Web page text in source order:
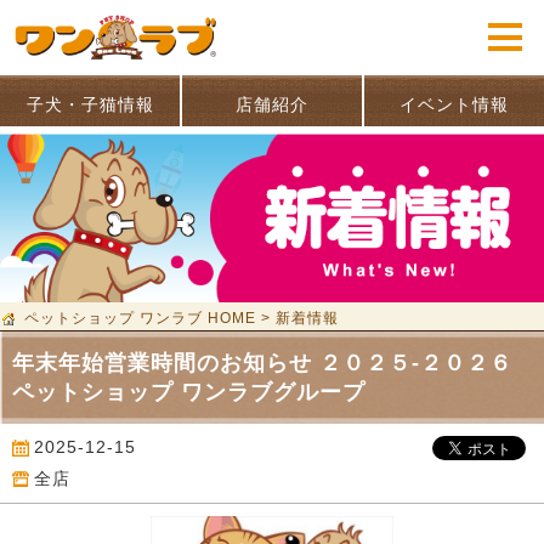
子犬・子猫情報 店舗紹介 イベント情報
ペットショップ ワンラブ HOME > 新着情報
年末年始営業時間のお知らせ ２０２５-２０２６
ペットショップ ワンラブグループ
2025-12-15
全店